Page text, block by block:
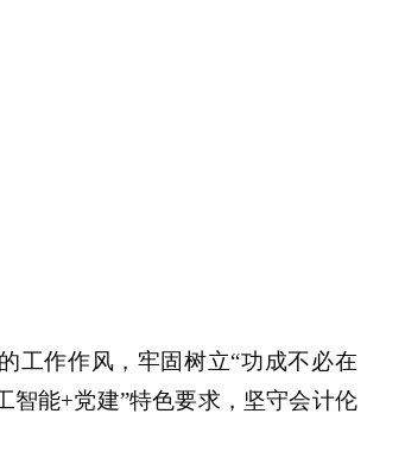
工作作风，牢固树立“功成不必在
智能+党建”特色要求，坚守会计伦